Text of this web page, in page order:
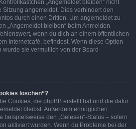
„Angemeldet bleiben“ nicht
Sitzung angemeldet. Dies verhindert den
durch einen Dritten. Um angemeldet zu
„Angemeldet bleiben“ beim Anmelden
wenn du dich an einem öffentlichen
Internetcafé, befindest. Wenn diese Option
wurde sie vermutlich von der Board-
löschen“?
Cookies, die phpBB erstellt hat und die dafür
bleibst. Außerdem ermöglichen
den „Gelesen“-Status – sofern
aktiviert wurden. Wenn du Probleme bei der